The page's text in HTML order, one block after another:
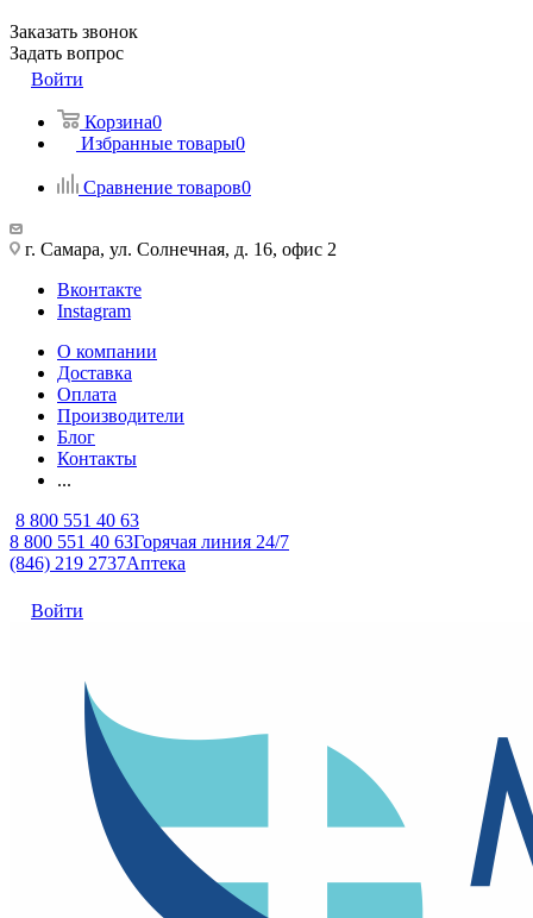
Заказать звонок
Задать вопрос
Войти
Корзина0
Избранные товары0
Сравнение товаров0
г. Самара, ул. Солнечная, д. 16, офис 2
Вконтакте
Instagram
О компании
Доставка
Оплата
Производители
Блог
Контакты
...
8 800 551 40 63
8 800 551 40 63Горячая линия 24/7
(846) 219 2737Аптека
Войти